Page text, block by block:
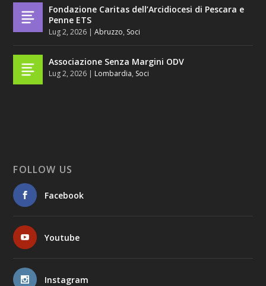
Fondazione Caritas dell’Arcidiocesi di Pescara e
Penne ETS
Lug 2, 2026 |Abruzzo, Soci
Associazione Senza Margini ODV
Lug 2, 2026 | Lombardia, Soci
FOLLOW US
Facebook
Youtube
Instagram